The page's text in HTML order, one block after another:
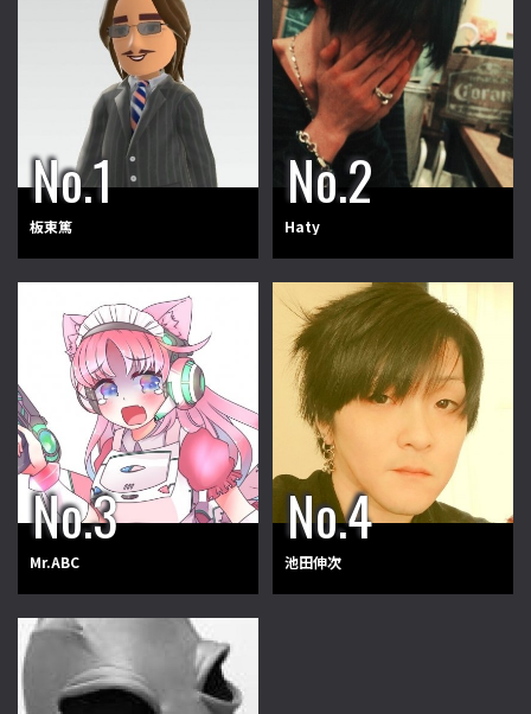
板東篤 Haty
Mr.ABC 池田伸次